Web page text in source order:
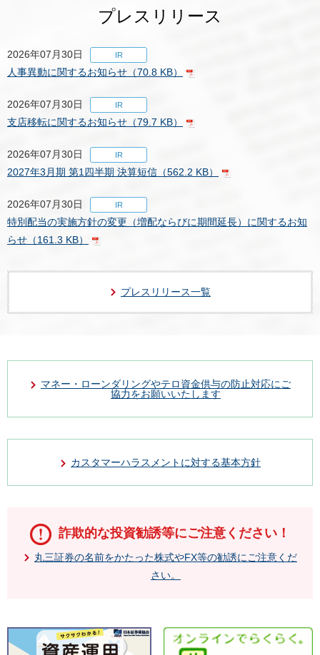
プレスリリース
2026年07月30日 IR
人事異動に関するお知らせ（70.8 KB）
2026年07月30日 IR
支店移転に関するお知らせ（79.7 KB）
2026年07月30日 IR
2027年3月期 第1四半期 決算短信（562.2 KB）
2026年07月30日 IR
特別配当の実施方針の変更（増配ならびに期間延長）に関するお知
らせ（161.3 KB）
プレスリリース一覧
マネー・ローンダリングやテロ資金供与の防止対応にご
協力をお願いいたします
カスタマーハラスメントに対する基本方針
詐欺的な投資勧誘等にご注意ください！
丸三証券の名前をかたった株式やFX等の勧誘にご注意くだ
さい。